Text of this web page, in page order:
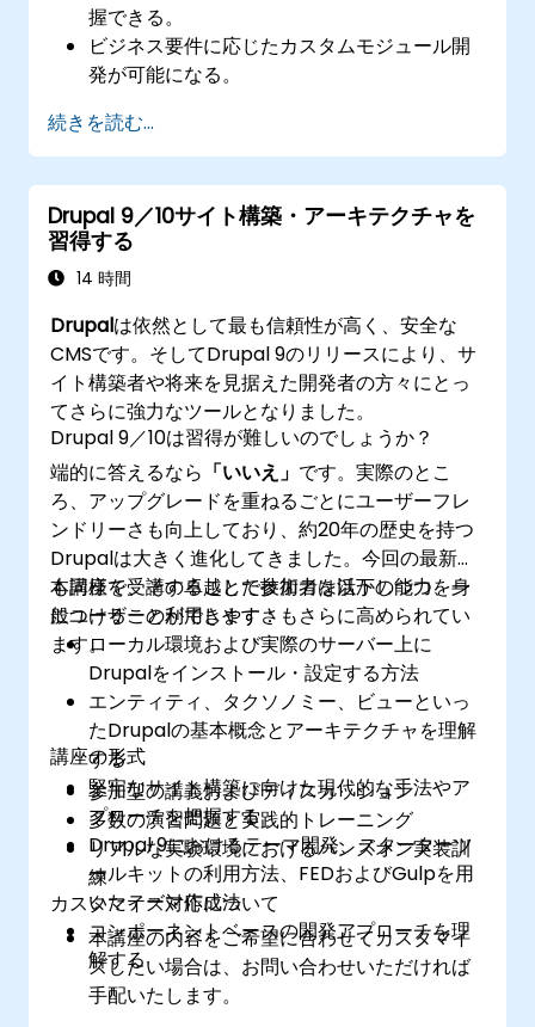
握できる。
ビジネス要件に応じたカスタムモジュール開
発が可能になる。
きる。
Azureサービスの活用により開発環境の設
定・管理が可能になる。
Azure DevOpsツールによってシステムのデ
プロイおよびスケーリングを自動化できる。
続きを読む...
Drupal 9／10サイト構築・アーキテクチャを
習得する
14 時間
Drupalは依然として最も信頼性が高く、安全な
CMSです。そしてDrupal 9のリリースにより、サ
イト構築者や将来を見据えた開発者の方々にとっ
てさらに強力なツールとなりました。
Drupal 9／10は習得が難しいのでしょうか？
端的に答えるなら 「いいえ」 です。実際のとこ
ろ、アップグレードを重ねるごとにユーザーフレ
ンドリーさも向上しており、約20年の歴史を持つ
Drupalは大きく進化してきました。今回の最新版
も同様で、その卓越した技術力を活かしつつ、一
般ユーザーの利用しやすさもさらに高められてい
ます。
本講座を受講することで参加者は以下の能力を身
につけることができます：
ローカル環境および実際のサーバー上に
Drupalをインストール・設定する方法
エンティティ、タクソノミー、ビューといっ
たDrupalの基本概念とアーキテクチャを理解
する
堅牢なサイト構築に向けた現代的な手法やア
プローチを把握する
Drupal 9におけるテーマ開発、スターターツ
ールキットの利用方法、FEDおよびGulpを用
いたテーマ作成法
コンポーネントベースの開発アプローチを理
解する
講座の形式
参加型の講義およびディスカッション
多数の演習問題と実践的トレーニング
リアルな実験環境におけるハンズオン実装訓
練
カスタマイズ対応について
本講座の内容をご希望に合わせてカスタマイ
ズしたい場合は、お問い合わせいただければ
手配いたします。